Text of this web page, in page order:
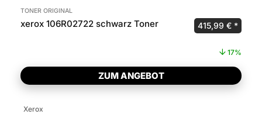
TONER ORIGINAL
xerox 106R02722 schwarz Toner Ursprünglicher
415,99 €
17%
ZUM ANGEBOT
Xerox